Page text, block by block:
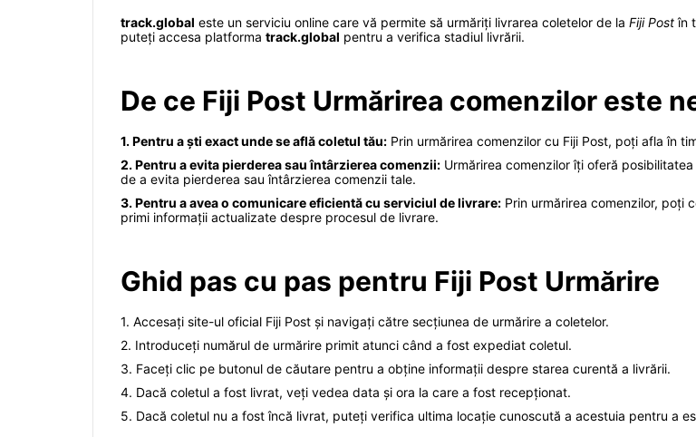
track.global este un serviciu online care vă permite să urmăriți livrarea coletelor de la Fiji Postîn
puteți accesa platforma track.global pentru a verifica stadiul livrării.
De ce Fiji Post Urmărirea comenzilor este
1. Pentru a ști exact unde se află coletul tău: Prin urmărirea comenzilor cu Fiji Post, poți afla în
2. Pentru a evita pierderea sau întârzierea comenzii: Urmărirea comenzilor îți oferă
de a evita pierderea sau întârzierea comenzii tale.
3. Pentru a avea o comunicare eficientă cu serviciul de livrare: Prin urmărirea comenzilor, poți
primi informații actualizate despre procesul de livrare.
Ghid pas cu pas pentru Fiji Post Urmărire
1. Accesați site-ul oficial Fiji Post și navigați către secțiunea de urmărire a coletelor.
2. Introduceți numărul de urmărire primit atunci când a fost expediat coletul.
3. Faceți clic pe butonul de căutare pentru a obține informații despre starea curentă a livrării.
4. Dacă coletul a fost livrat, veți vedea data și ora la care a fost recepționat.
5. Dacă coletul nu a fost încă livrat, puteți verifica ultima locație cunoscută a acestuia pentru a